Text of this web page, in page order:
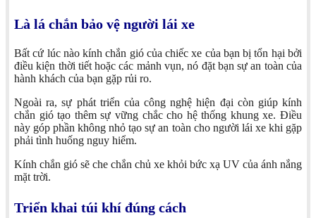
Là lá chắn bảo vệ người lái xe
Bất cứ lúc nào kính chắn gió của chiếc xe của bạn bị tổn hại bởi
điều kiện thời tiết hoặc các mảnh vụn, nó đặt bạn sự an toàn của
hành khách của bạn gặp rủi ro.
Ngoài ra, sự phát triển của công nghệ hiện đại còn giúp kính
chắn gió tạo thêm sự vững chắc cho hệ thống khung xe. Điều
này góp phần không nhỏ tạo sự an toàn cho người lái xe khi gặp
phải tình huống nguy hiểm.
Kính chắn gió sẽ che chắn chủ xe khỏi bức xạ UV của ánh nắng
mặt trời.
Triển khai túi khí đúng cách